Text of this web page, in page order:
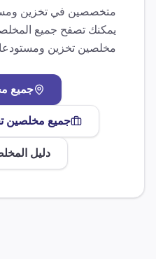
متخصصين في تخزين
يمكنك تصفح جميع
مخلصين تخزين
جميع
جميع مخلصين
دليل